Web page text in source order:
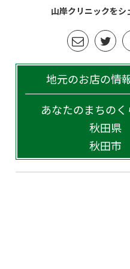
山岸クリニックをシ
地元のお店の情
あなたのまちの
秋田県
秋田市